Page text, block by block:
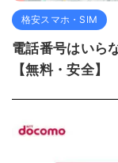
格安スマホ・SIM
電話番号はいら
【無料・安全】